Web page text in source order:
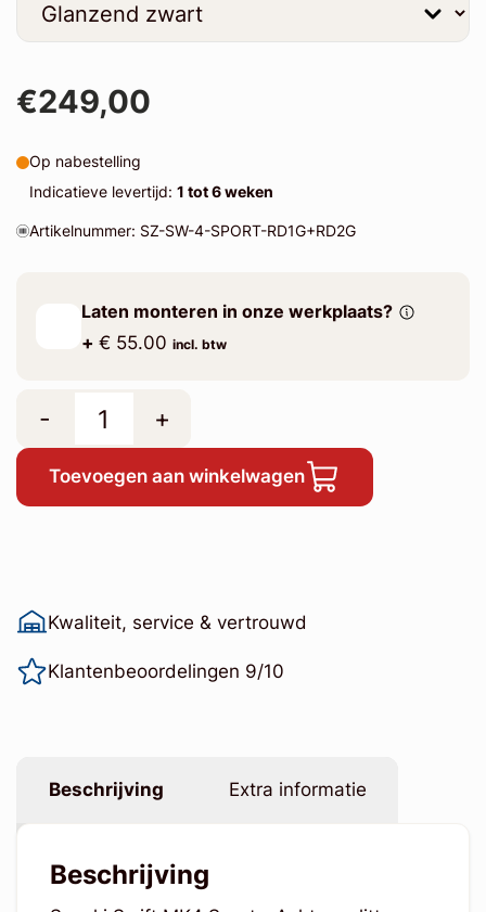
€249,00
Op nabestelling
Indicatieve levertijd: 1 tot 6 weken
Artikelnummer: SZ-SW-4-SPORT-RD1G+RD2G
Laten monteren in onze werkplaats?
+ € 55.00 incl. btw
- +
Toevoegen aan winkelwagen
Kwaliteit, service & vertrouwd
Klantenbeoordelingen 9/10
Beschrijving Extra informatie
Beschrijving